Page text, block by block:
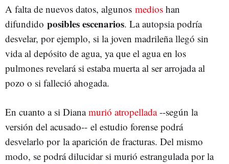
A falta de nuevos datos, algunos medios han
difundido posibles escenarios. La autopsia podría
desvelar, por ejemplo, si la joven madrileña llegó sin
vida al depósito de agua, ya que el agua en los
pulmones revelará si estaba muerta al ser arrojada al
pozo o si falleció ahogada.
En cuanto a si Dianamurió atropellada--según la
versión del acusado-- el estudio forense podrá
desvelarlo por la aparición de fracturas. Del mismo
modo, se podrá dilucidar si murió estrangulada por la